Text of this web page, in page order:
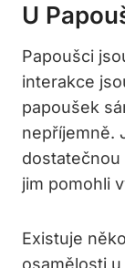
U
Papoušci
interakce
papoušek
nepříjemně.
dostatečnou
jim pomohli
Existuje
osamělosti